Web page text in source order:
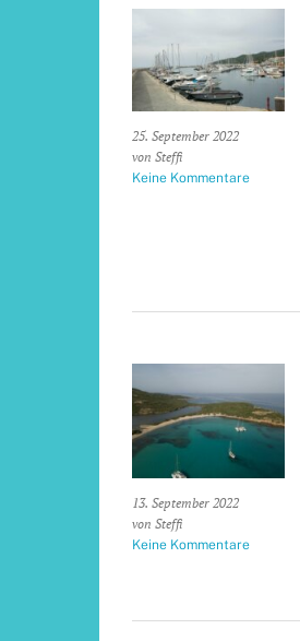
25. September 2022
von Steffi
Keine Kommentare
13. September 2022
von Steffi
Keine Kommentare